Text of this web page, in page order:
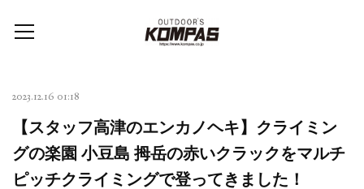
2023.12.16 01:18
【スタッフ高津のエンカノヘキ】クライミン
グの楽園 小豆島 拇岳の赤いクラックをマルチ
ピッチクライミングで登ってきました！